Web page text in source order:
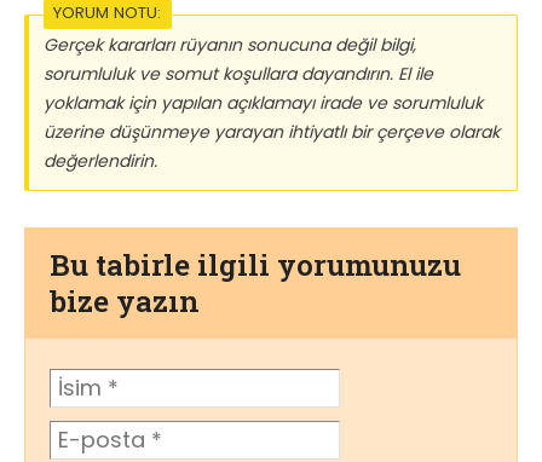
YORUM NOTU:
Gerçek kararları rüyanın sonucuna değil bilgi,
sorumluluk ve somut koşullara dayandırın. El ile
yoklamak için yapılan açıklamayı irade ve sorumluluk
üzerine düşünmeye yarayan ihtiyatlı bir çerçeve olarak
değerlendirin.
Bu tabirle ilgili yorumunuzu
bize yazın